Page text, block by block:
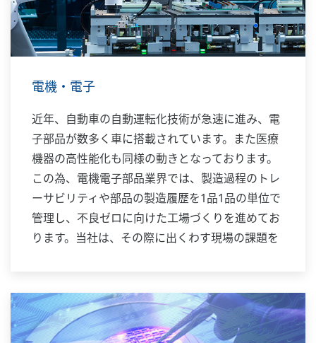
電機・電子
近年、自動車の自動運転化技術が急速に進み、電
子部品が数多く車に搭載されています。また医療
機器の高性能化も同様の動きとなっております。
この為、電機電子部品業界では、製造過程のトレ
ーサビリティや部品の製造履歴を1品1品の単位で
管理し、不良ゼロに向けた工場づくりを進めてお
ります。当社は、その際に出くわす現場の課題を
します。